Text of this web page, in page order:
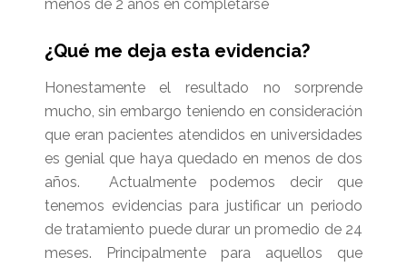
menos de 2 años en completarse
¿Qué me deja esta evidencia?
Honestamente el resultado no sorprende
mucho, sin embargo teniendo en consideración
que eran pacientes atendidos en universidades
es genial que haya quedado en menos de dos
años. Actualmente podemos decir que
tenemos evidencias para justificar un periodo
de tratamiento puede durar un promedio de 24
meses. Principalmente para aquellos que